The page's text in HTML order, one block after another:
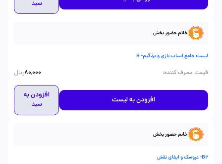
سبد
خانم حضور بخش
لیست جامع اسباب بازی و بردگیم- B
قیمت مصرف کننده:
80,000ریال
افزودن به لیست
افزودن به
سبد
خانم حضور بخش
B2- عروسک و ایفای نقش